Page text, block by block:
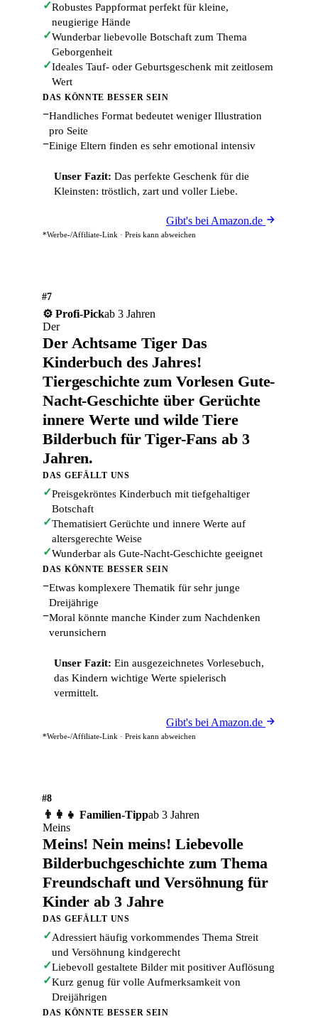
✓Robustes Pappformat perfekt für kleine,
neugierige Hände
✓Wunderbar liebevolle Botschaft zum Thema
Geborgenheit
✓Ideales Tauf- oder Geburtsgeschenk mit zeitlosem
Wert
DAS KÖNNTE BESSER SEIN
−Handliches Format bedeutet weniger Illustration
pro Seite
−Einige Eltern finden es sehr emotional intensiv
Unser Fazit: Das perfekte Geschenk für die
Kleinsten: tröstlich, zart und voller Liebe.
Gibt's bei Amazon.de
*Werbe-/Affiliate-Link · Preis kann abweichen
#7
⚙️ Profi-Pickab 3 Jahren
Der
Der Achtsame Tiger Das
Kinderbuch des Jahres!
Tiergeschichte zum Vorlesen Gute-
Nacht-Geschichte über Gerüchte
innere Werte und wilde Tiere
Bilderbuch für Tiger-Fans ab 3
Jahren.
DAS GEFÄLLT UNS
✓Preisgekröntes Kinderbuch mit tiefgehaltiger
Botschaft
✓Thematisiert Gerüchte und innere Werte auf
altersgerechte Weise
✓Wunderbar als Gute-Nacht-Geschichte geeignet
DAS KÖNNTE BESSER SEIN
−Etwas komplexere Thematik für sehr junge
Dreijährige
−Moral könnte manche Kinder zum Nachdenken
verunsichern
Unser Fazit: Ein ausgezeichnetes Vorlesebuch,
das Kindern wichtige Werte spielerisch
vermittelt.
Gibt's bei Amazon.de
*Werbe-/Affiliate-Link · Preis kann abweichen
#8
👨‍👩‍👧 Familien-Tippab 3 Jahren
Meins
Meins! Nein meins! Liebevolle
Bilderbuchgeschichte zum Thema
Freundschaft und Versöhnung für
Kinder ab 3 Jahre
DAS GEFÄLLT UNS
✓Adressiert häufig vorkommendes Thema Streit
und Versöhnung kindgerecht
✓Liebevoll gestaltete Bilder mit positiver Auflösung
✓Kurz genug für volle Aufmerksamkeit von
Dreijährigen
DAS KÖNNTE BESSER SEIN